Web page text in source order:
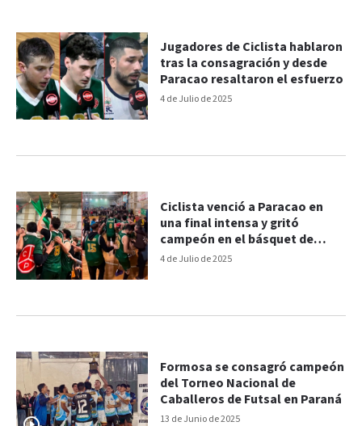
4 de Julio de 2025
Jugadores de Ciclista hablaron
tras la consagración y desde
Paracao resaltaron el esfuerzo
4 de Julio de 2025
Ciclista venció a Paracao en
una final intensa y gritó
campeón en el básquet de
Paraná
13 de Junio de 2025
Formosa se consagró campeón
del Torneo Nacional de
Caballeros de Futsal en Paraná